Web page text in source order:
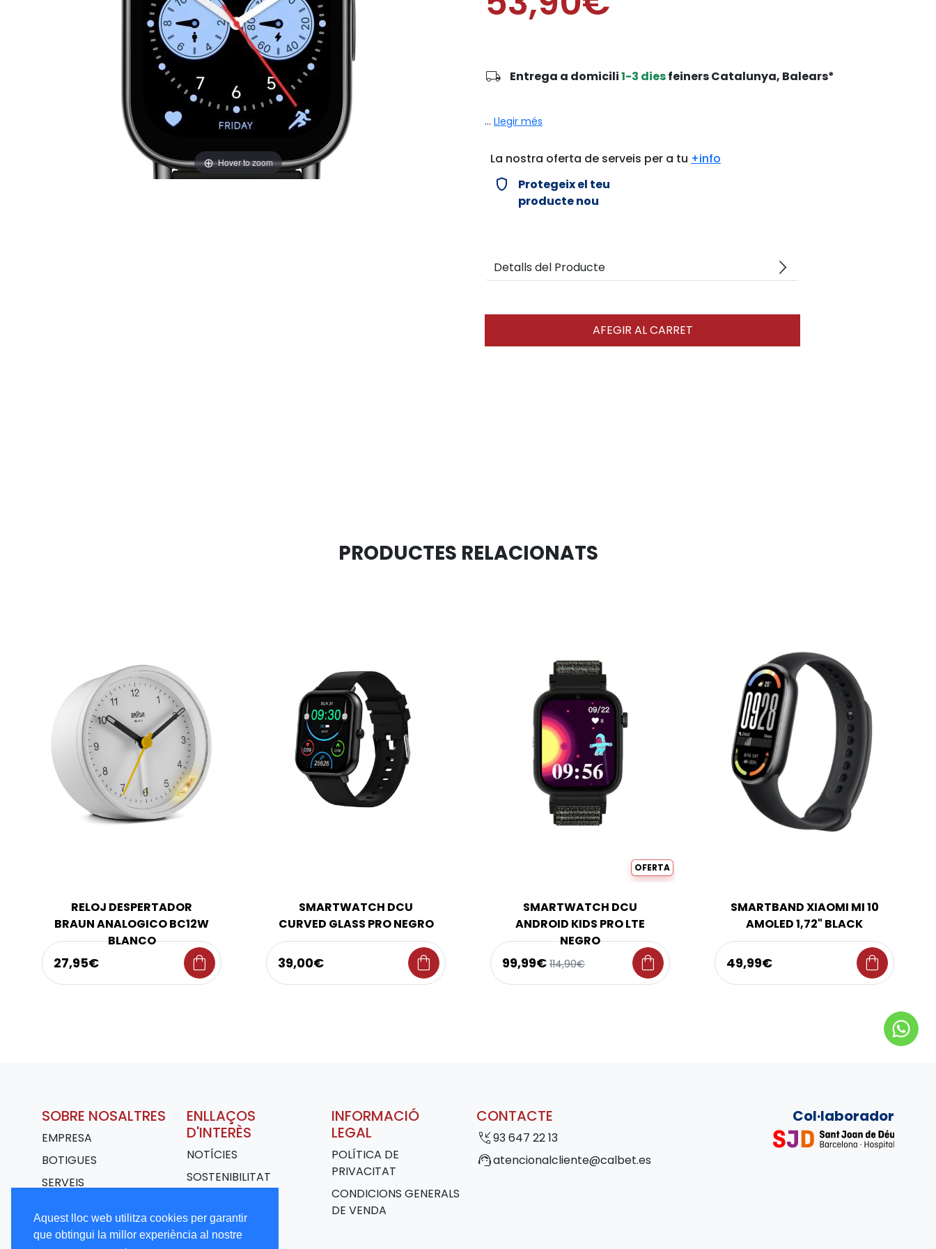
Aquest lloc web utilitza cookies per garantir
que obtingui la millor experiència al nostre
Hover to zoom
local_shipping Entrega a domicili1-3 diesfeiners Catalunya, Balears*
... Llegir més
La nostra oferta de serveis per a tu +info
verified_user
Protegeix el teu
producte nou
Detalls del Producte arrow_forward_ios
AFEGIR AL CARRET
PRODUCTES RELACIONATS
RELOJ DESPERTADOR
BRAUN ANALOGICO BC12W
BLANCO
27,95€ shopping_bag
SMARTWATCH DCU
CURVED GLASS PRO NEGRO
39,00€ shopping_bag
OFERTA
SMARTWATCH DCU
ANDROID KIDS PRO LTE
NEGRO
99,99€ 114,90€ shopping_bag
SMARTBAND XIAOMI MI 10
AMOLED 1,72" BLACK
49,99€ shopping_bag
SOBRE NOSALTRES
EMPRESA
BOTIGUES
SERVEIS
TREBALLA AMB
NOSALTRES
ENLLAÇOS
D'INTERÈS
NOTÍCIES
SOSTENIBILITAT
INFORMACIÓ
LEGAL
POLÍTICA DE
PRIVACITAT
CONDICIONS GENERALS
DE VENDA
CONTACTE
phone_callback93 647 22 13
support_agentatencionalcliente@calbet.es
Col·laborador